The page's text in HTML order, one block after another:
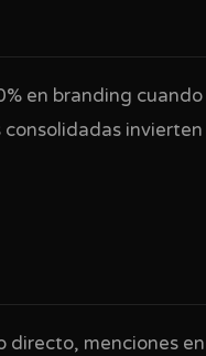
en branding cuando
menciones